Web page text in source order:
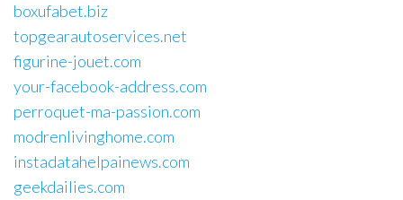
boxufabet.biz
topgearautoservices.net
figurine-jouet.com
your-facebook-address.com
perroquet-ma-passion.com
modrenlivinghome.com
instadatahelpainews.com
geekdailies.com